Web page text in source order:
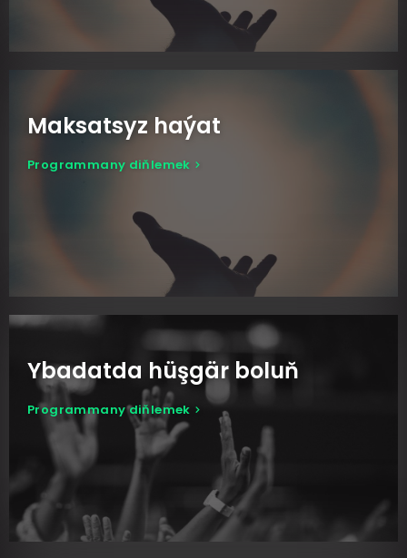
Maksatsyz haýat
Programmany diňlemek
Ybadatda hüşgär boluň
Programmany diňlemek